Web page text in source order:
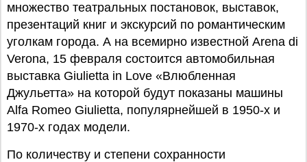
множество театральных постановок, выставок,
презентаций книг и экскурсий по романтическим
уголкам города. А на всемирно известной Arena di
Verona, 15 февраля состоится автомобильная
выставка Giulietta in Love «Влюбленная
Джульетта» на которой будут показаны машины
Alfa Romeo Giulietta, популярнейшей в 1950-х и
1970-х годах модели.
По количеству и степени сохранности